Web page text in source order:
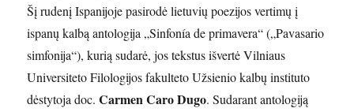
Šį rudenį Ispanijoje pasirodė lietuvių poezijos vertimų į
ispanų kalbą antologija „Sinfonía de primavera“ („Pavasario
simfonija“), kurią sudarė, jos tekstus išvertė Vilniaus
Universiteto Filologijos fakulteto Užsienio kalbų instituto
dėstytoja doc.Carmen Caro Dugo. Sudarant antologiją